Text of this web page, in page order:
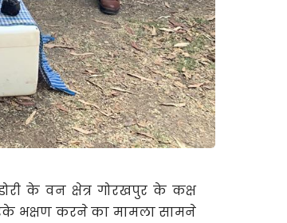
के वन क्षेत्र गोरखपुर के कक्ष
भक्षण करने का मामला सामने